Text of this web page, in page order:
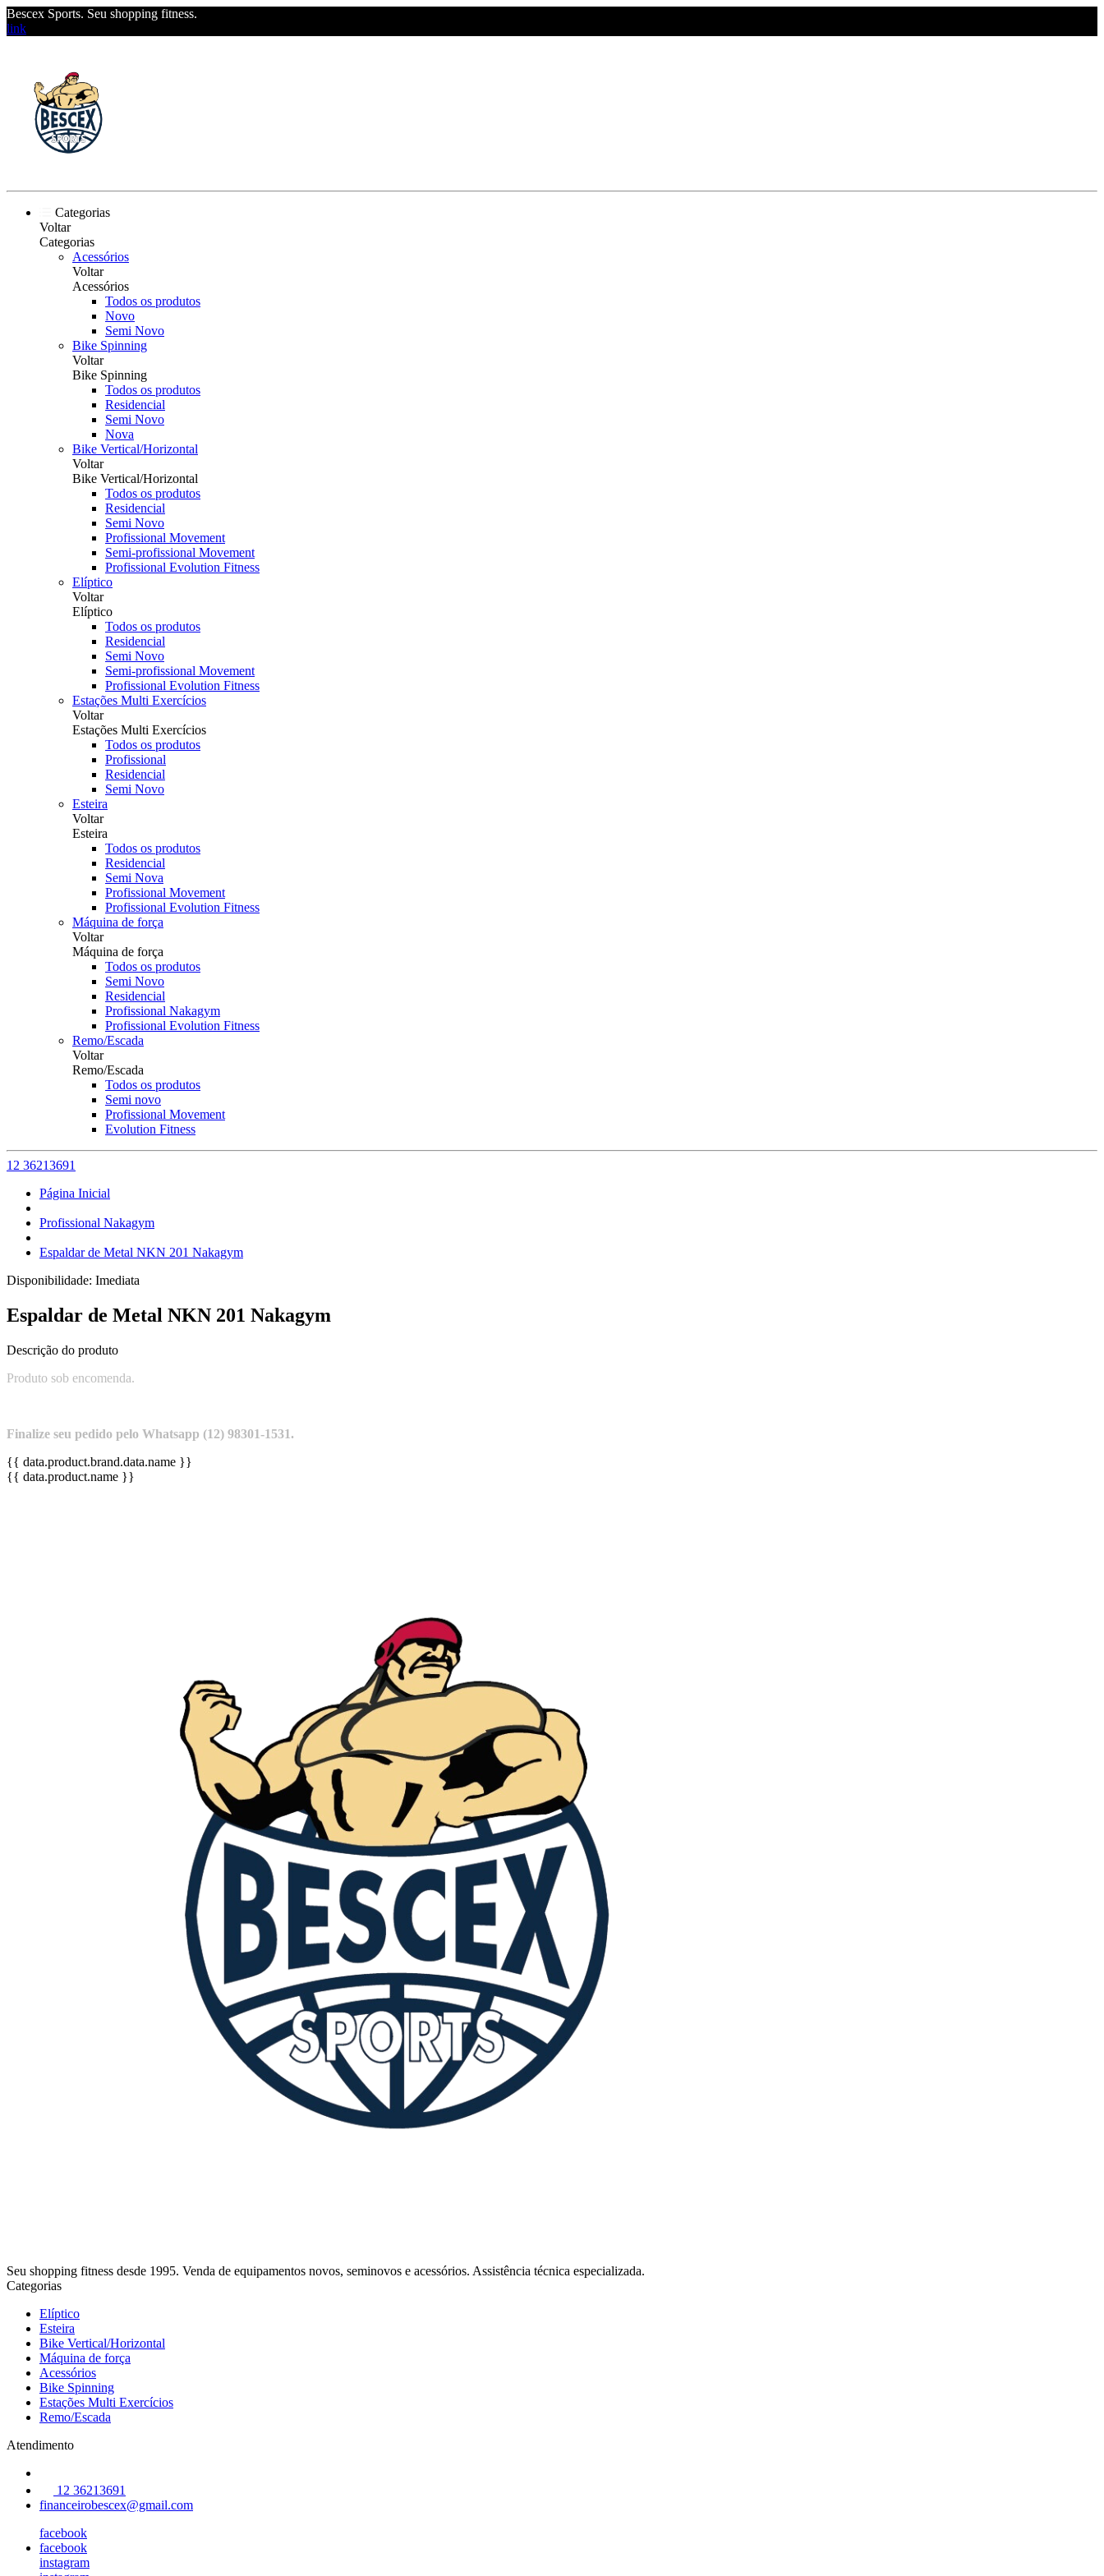
Bescex Sports. Seu shopping fitness.
link
Categorias
Voltar
Categorias
Acessórios
Voltar
Acessórios
Todos os produtos
Novo
Semi Novo
Bike Spinning
Voltar
Bike Spinning
Todos os produtos
Residencial
Semi Novo
Nova
Bike Vertical/Horizontal
Voltar
Bike Vertical/Horizontal
Todos os produtos
Residencial
Semi Novo
Profissional Movement
Semi-profissional Movement
Profissional Evolution Fitness
Elíptico
Voltar
Elíptico
Todos os produtos
Residencial
Semi Novo
Semi-profissional Movement
Profissional Evolution Fitness
Estações Multi Exercícios
Voltar
Estações Multi Exercícios
Todos os produtos
Profissional
Residencial
Semi Novo
Esteira
Voltar
Esteira
Todos os produtos
Residencial
Semi Nova
Profissional Movement
Profissional Evolution Fitness
Máquina de força
Voltar
Máquina de força
Todos os produtos
Semi Novo
Residencial
Profissional Nakagym
Profissional Evolution Fitness
Remo/Escada
Voltar
Remo/Escada
Todos os produtos
Semi novo
Profissional Movement
Evolution Fitness
12 36213691
Página Inicial
Profissional Nakagym
Espaldar de Metal NKN 201 Nakagym
Disponibilidade: Imediata
Espaldar de Metal NKN 201 Nakagym
Descrição do produto
Produto sob encomenda.
Finalize seu pedido pelo Whatsapp (12) 98301-1531.
{{ data.product.brand.data.name }}
{{ data.product.name }}
Seu shopping fitness desde 1995. Venda de equipamentos novos, seminovos e acessórios. Assistência técnica especializada.
Categorias
Elíptico
Esteira
Bike Vertical/Horizontal
Máquina de força
Acessórios
Bike Spinning
Estações Multi Exercícios
Remo/Escada
Atendimento
12 36213691
financeirobescex@gmail.com
facebook
facebook
instagram